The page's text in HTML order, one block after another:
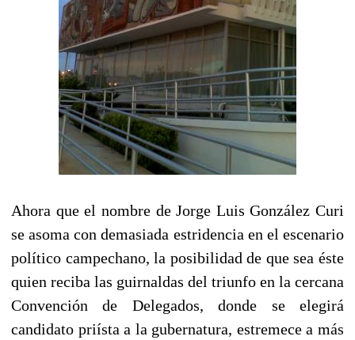
Ahora que el nombre de Jorge Luis González Curi
se asoma con demasiada estridencia en el escenario
político campechano, la posibilidad de que sea éste
quien reciba las guirnaldas del triunfo en la cercana
Convención de Delegados, donde se elegirá
candidato priísta a la gubernatura, estremece a más